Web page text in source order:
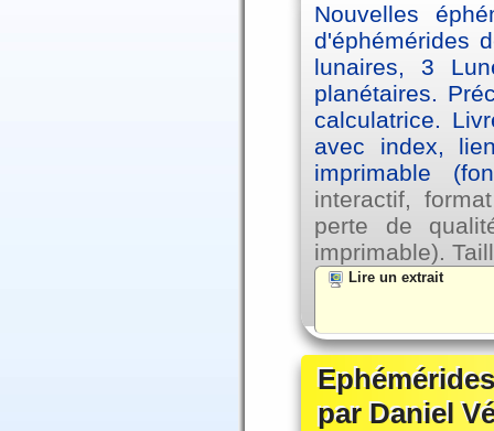
Nouvelles
d'éphémérides
lunaires, 3
planétaires.
calculatrice.
avec index,
imprimable
interactif,
perte de
imprimable).
Lire un extrait
par Daniel